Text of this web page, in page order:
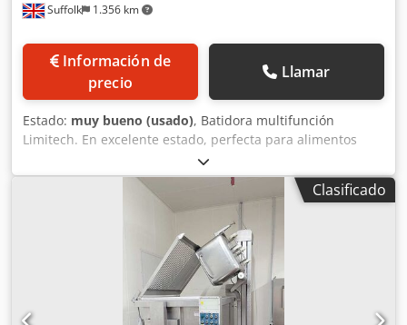
Suffolk 1.356 km
Información de
precio
Llamar
Estado: muy bueno (usado), Batidora multifunción
Limitech. En excelente estado, perfecta para alimentos
infantiles, comidas preparadas, mayonesa, puré de
patatas, queso fundido, etc. Especificaciones completas a
seguir. Dcodpfx Aouyvfzekcsk
Clasificado